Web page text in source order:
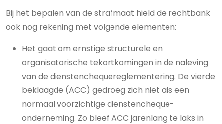
Bij het bepalen van de strafmaat hield de rechtbank
ook nog rekening met volgende elementen:
Het gaat om ernstige structurele en
organisatorische tekortkomingen in de naleving
van de dienstenchequereglementering. De vierde
beklaagde (ACC) gedroeg zich niet als een
normaal voorzichtige dienstencheque-
onderneming. Zo bleef ACC jarenlang te laks in